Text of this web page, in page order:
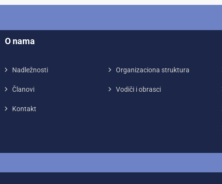
O nama
Nadležnosti Organizaciona struktura
Članovi Vodiči i obrasci
Kontakt